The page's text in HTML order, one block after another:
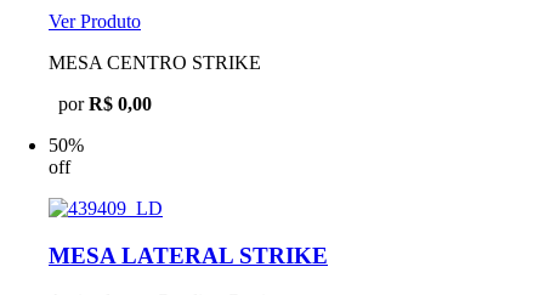
Ver Produto
MESA CENTRO STRIKE
porR$ 0,00
50%
off
MESA LATERAL STRIKE